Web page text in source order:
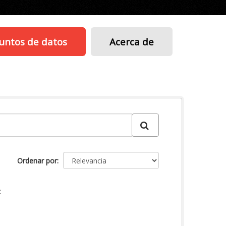
de datos Acerca de
Ordenar por